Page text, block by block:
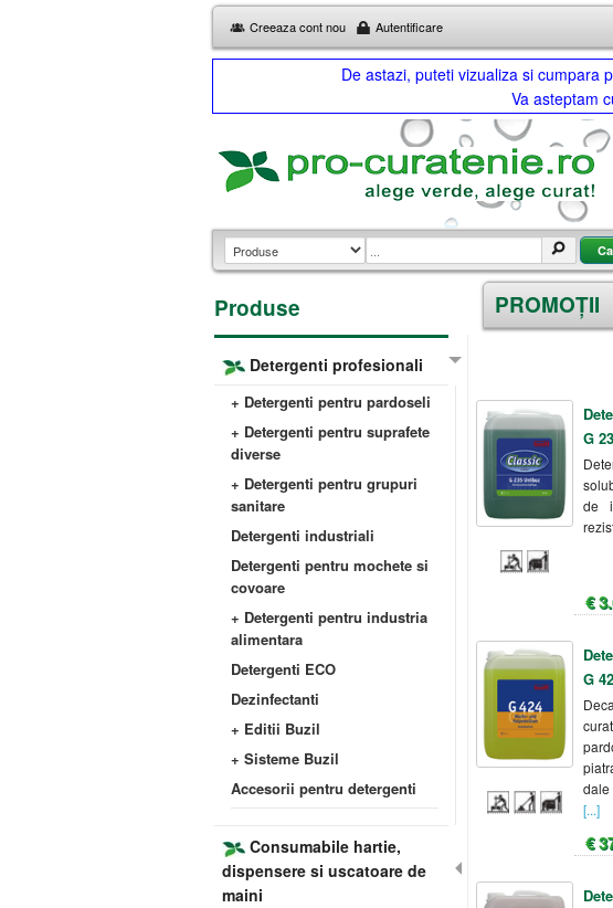
Creeaza cont nou Autentificare
De astazi, puteti vizualiza si cumpara
Va asteptam
PROMOȚII
G
de
€
G
[...]
€
Produse
Detergenti profesionali
+ Detergenti pentru pardoseli
+ Detergenti pentru suprafete
diverse
+ Detergenti pentru grupuri
sanitare
Detergenti industriali
Detergenti pentru mochete si
covoare
+ Detergenti pentru industria
alimentara
Detergenti ECO
Dezinfectanti
+ Editii Buzil
+ Sisteme Buzil
Accesorii pentru detergenti
Consumabile hartie,
dispensere si uscatoare de
maini